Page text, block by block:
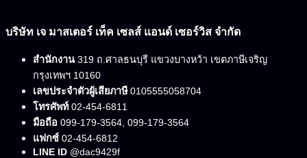
บริษัท เจ มาสเตอร์ เท็ค เซลส์ แอนด์ เซอร์วิส จำกัด
สำนักงาน 319 ถ.ศาลธนบุรี แขวงบางหว้า เขตภาษีเจริญ
กรุงเทพฯ 10160
เลขประจำตัวผู้เสียภาษี0105555058704
โทรศัพท์02-454-6811
มือถือ 099-179-3564, 099-179-3564
แฟกซ์ 02-454-6812
LINE ID @dac9429f